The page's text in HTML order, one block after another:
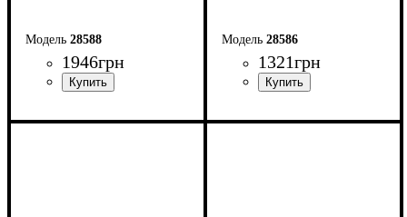
28588
1946грн
Ширина: 76 см
28586
1321грн
Ширина: 60 см